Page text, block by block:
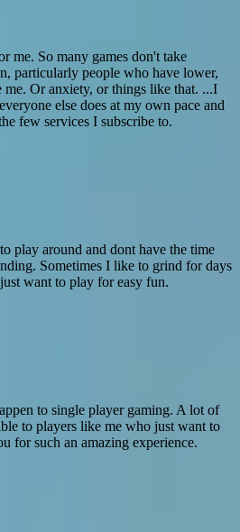
me. So many games don't take
particularly people who have lower,
Or anxiety, or things like that. ...I
else does at my own pace and
few services I subscribe to.
play around and dont have the time
Sometimes I like to grind for days
want to play for easy fun.
to single player gaming. A lot of
to players like me who just want to
for such an amazing experience.